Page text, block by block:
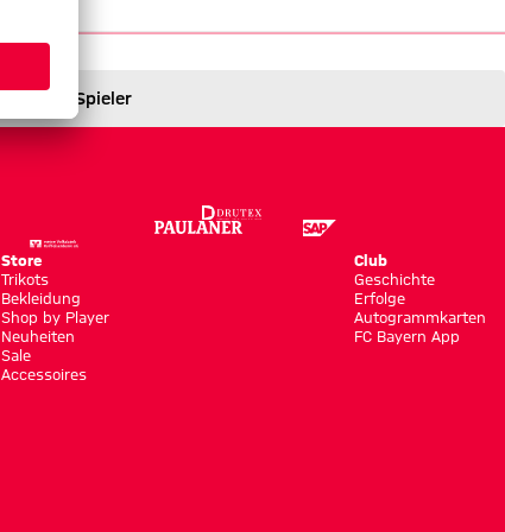
Spieler
Store
Trikots
Bekleidung
Shop by Player
Neuheiten
Sale
Accessoires
Club
Geschichte
Erfolge
Autogrammkarten
FC Bayern App